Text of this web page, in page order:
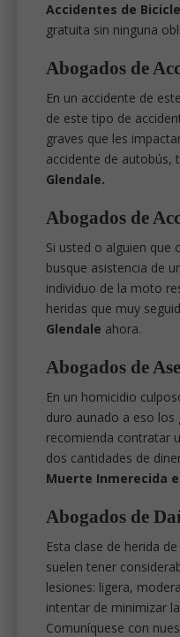
Accidentes de
gratuita sin ninguna
Abogados de
En un accidente de
de este tipo de
graves que les
accidente de autobús,
Glendale.
Abogados de
Si usted o alguien
busque asistencia de
individuo de la moto
heridas que muy
Glendale ahora.
Abogados de
En un homicidio
duro aunado a eso los
recomienda contratar
dos cantidades de
Muerte Inmerecida
Abogados de
Esta clase de herida
suelen tener
lesiones: ligera,
intentar de minimizar
Comuníquese con